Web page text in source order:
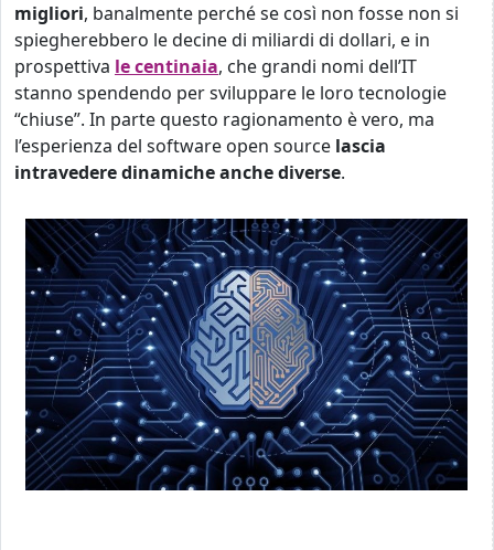
migliori, banalmente perché se così non fosse non si
spiegherebbero le decine di miliardi di dollari, e in
prospettiva le centinaia, che grandi nomi dell’IT
stanno spendendo per sviluppare le loro tecnologie
“chiuse”. In parte questo ragionamento è vero, ma
l’esperienza del software open source lascia
intravedere dinamiche anche diverse.